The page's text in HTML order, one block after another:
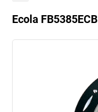
Ecola FB5385ECB